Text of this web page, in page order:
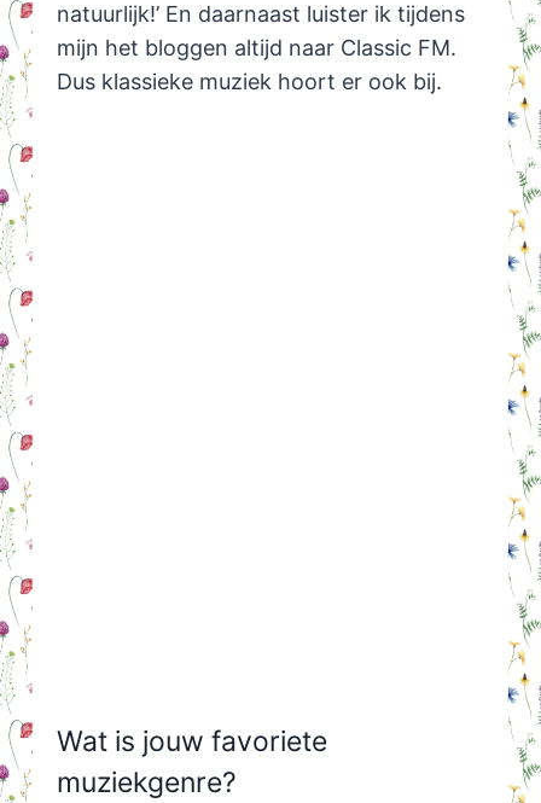
natuurlijk!’ En daarnaast luister ik tijdens
mijn het bloggen altijd naar Classic FM.
Dus klassieke muziek hoort er ook bij.
Wat is jouw favoriete
muziekgenre?